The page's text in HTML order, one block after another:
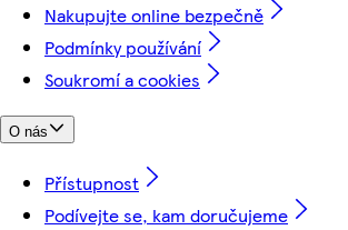
Nakupujte online bezpečně
Podmínky používání
Soukromí a cookies
O nás
Přístupnost
Podívejte se, kam doručujeme